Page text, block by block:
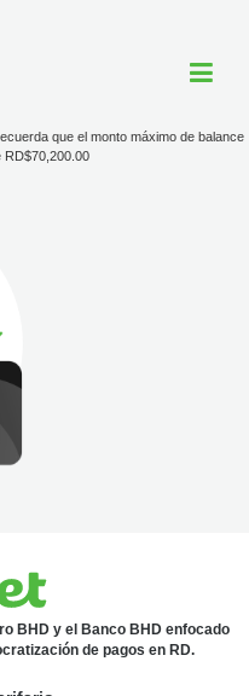
que el monto máximo de balance
RD$70,200.00
BHD y el Banco BHD enfocado
de pagos en RD.